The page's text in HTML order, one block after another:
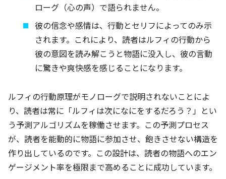
ローグ（心の声）で語られません。
彼の信念や感情は、行動とセリフによってのみ示
されます。これにより、読者はルフィの行動から
彼の意図を読み解こうと物語に没入し、彼の言動
に驚きや爽快感を感じることになります。
ルフィの行動原理がモノローグで説明されないことによ
り、読者は常に「ルフィは次になにをするだろう？」とい
う予測アルゴリズムを稼働させます。この予測プロセス
が、読者を能動的に物語に参加させ、飽きさせない構造を
作り出しているのです。この設計は、読者の物語へのエン
ゲージメント率を極限まで高めることに成功しています。